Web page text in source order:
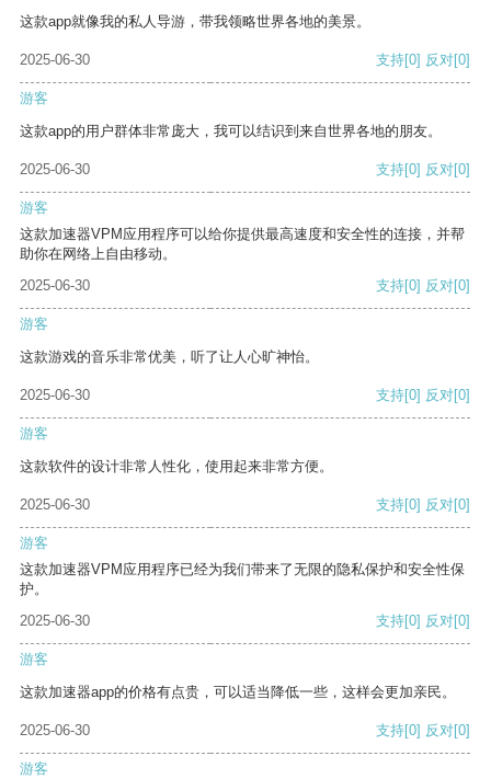
这款app就像我的私人导游，带我领略世界各地的美景。
2025-06-30 支持[0] 反对[0]
游客
这款app的用户群体非常庞大，我可以结识到来自世界各地的朋友。
2025-06-30 支持[0] 反对[0]
游客
这款加速器VPM应用程序可以给你提供最高速度和安全性的连接，并帮
助你在网络上自由移动。
2025-06-30
支持[0] 反对[0]
游客
这款游戏的音乐非常优美，听了让人心旷神怡。
2025-06-30 支持[0] 反对[0]
游客
这款软件的设计非常人性化，使用起来非常方便。
2025-06-30 支持[0] 反对[0]
游客
这款加速器VPM应用程序已经为我们带来了无限的隐私保护和安全性保
护。
2025-06-30
支持[0] 反对[0]
游客
这款加速器app的价格有点贵，可以适当降低一些，这样会更加亲民。
2025-06-30 支持[0] 反对[0]
游客